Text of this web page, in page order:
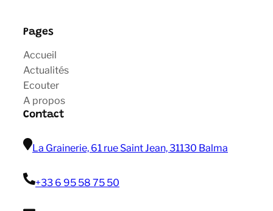
Pages
Accueil
Actualités
Ecouter
A propos
Contact
La Grainerie, 61 rue Saint Jean, 31130 Balma
+33 6 95 58 75 50